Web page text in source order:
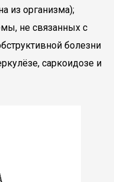
из организма);
не связанных с
болезни
саркоидозе и